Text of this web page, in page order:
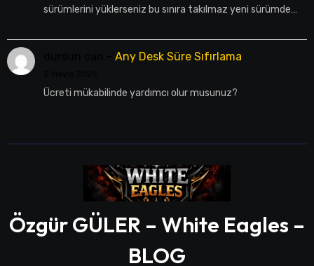
sürümlerini yüklerseniz bu sınıra takılmaz yeni sürümde…
Any Desk Süre Sıfırlama
Ücreti mükabilinde yardımcı olur musunuz?
Özgür GÜLER – White Eagles –
BLOG